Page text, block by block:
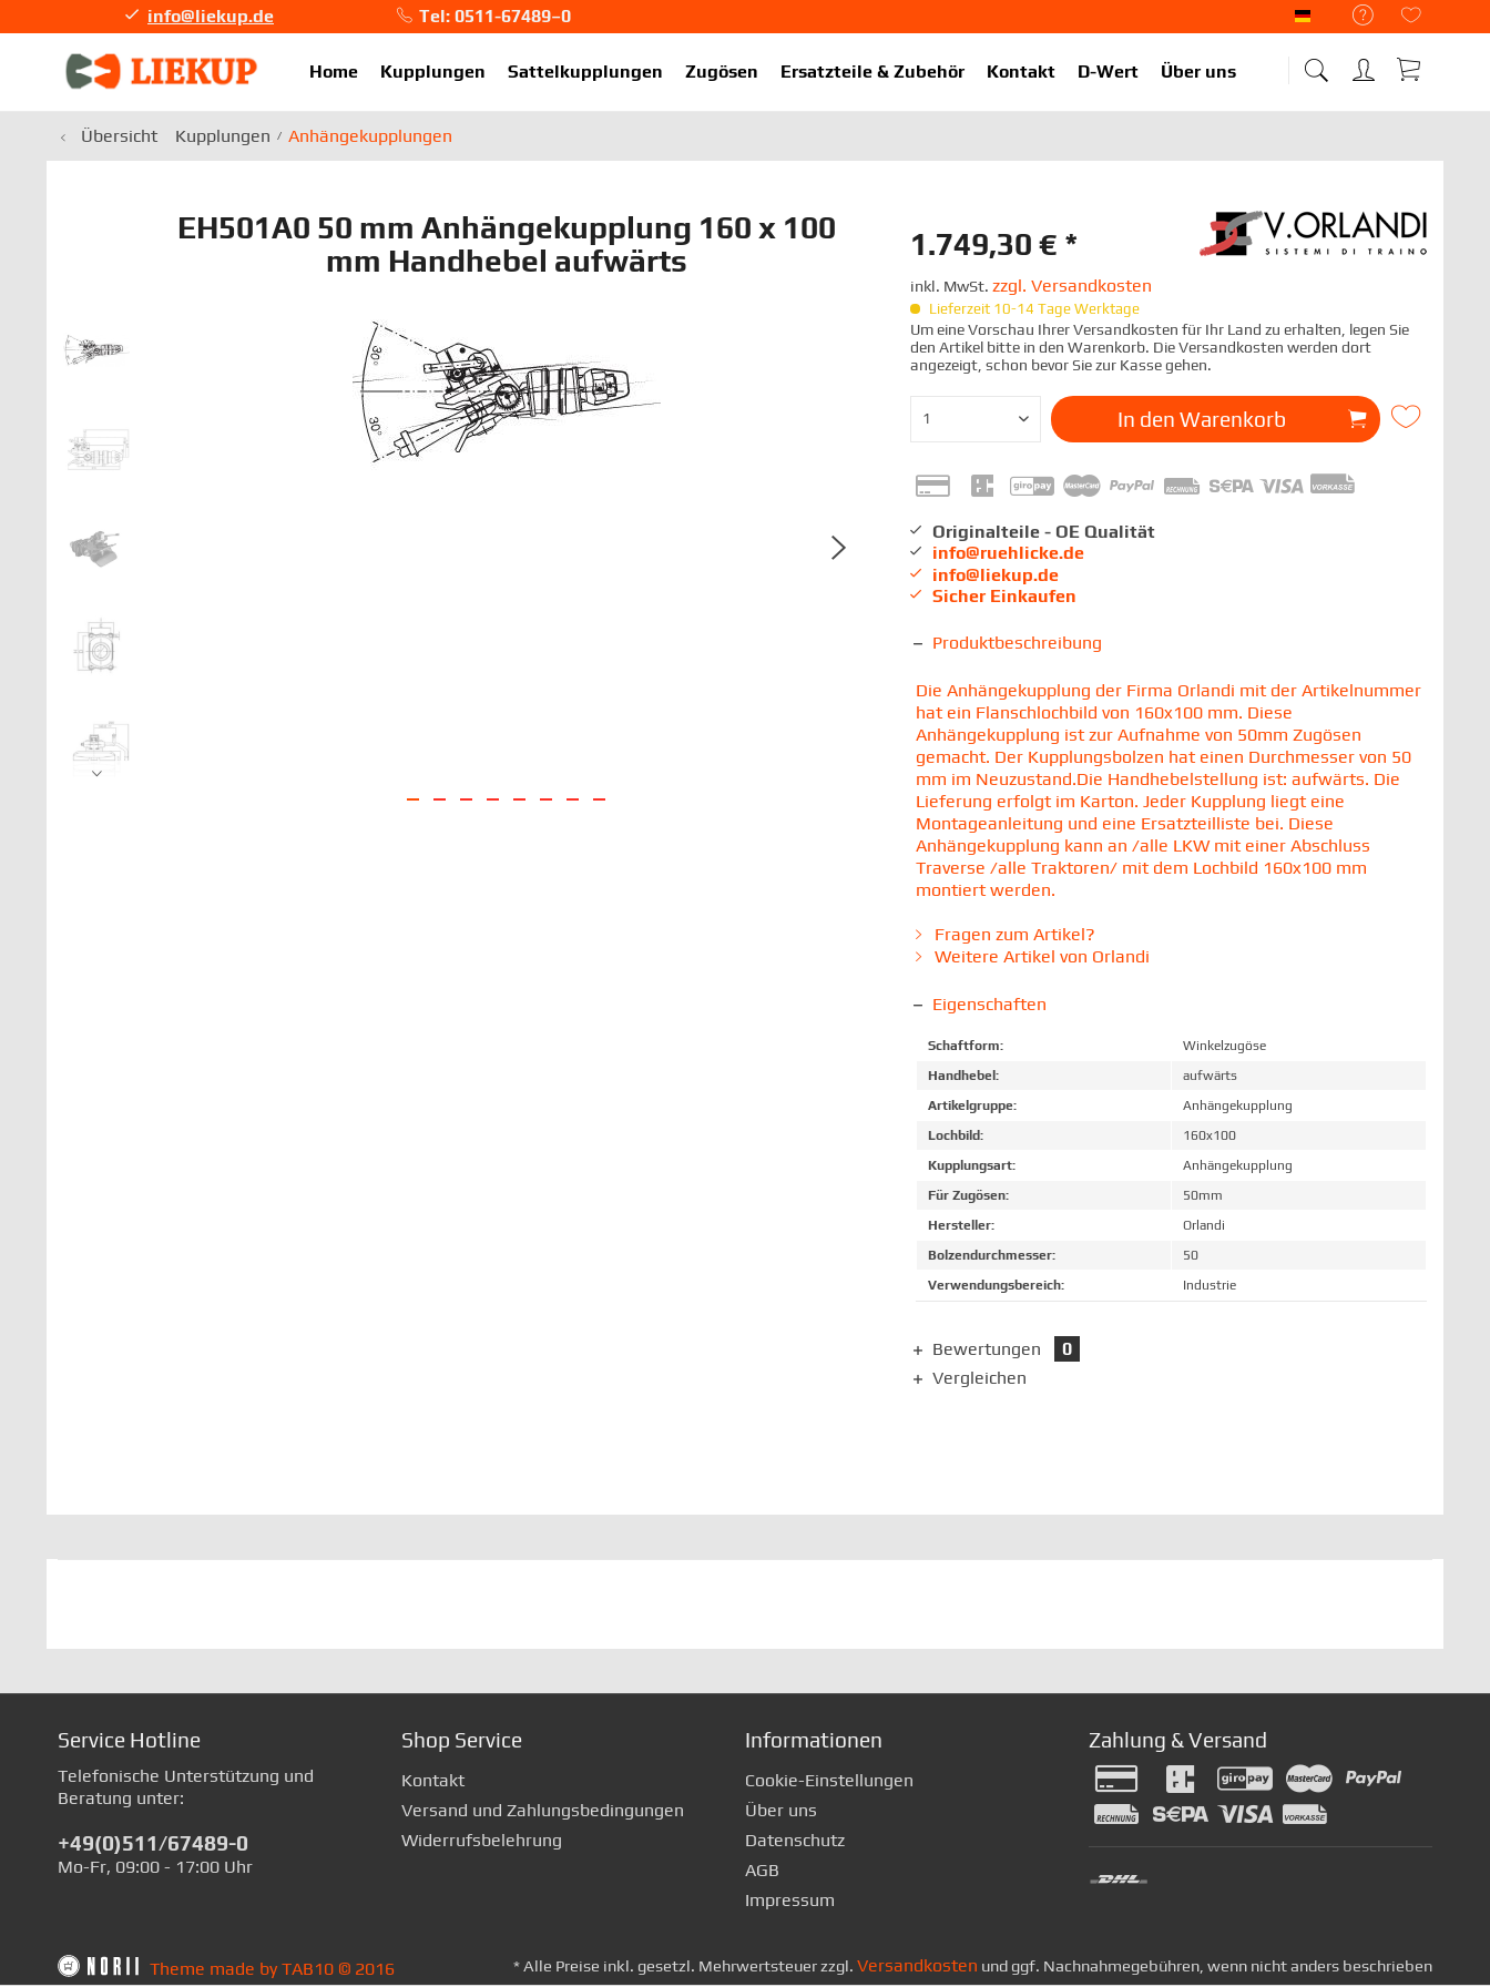
Liekup Deutsch
info@liekup.de
Tel: 0511-67489–0
Home
Kupplungen Sattelkupplungen Zugösen Ersatzteile & Zubehör Kontakt D-Wert Über uns
Übersicht Kupplungen Anhängekupplungen
EH501A0 50 mm Anhängekupplung 160 x 100
mm Handhebel aufwärts
1.749,30 € *
inkl. MwSt. zzgl. Versandkosten
Lieferzeit 10-14 Tage Werktage
Um eine Vorschau Ihrer Versandkosten für Ihr Land zu erhalten, legen Sie
den Artikel bitte in den Warenkorb. Die Versandkosten werden dort
angezeigt, schon bevor Sie zur Kasse gehen.
In den Warenkorb
Originalteile - OE Qualität
info@ruehlicke.de
info@liekup.de
Sicher Einkaufen
Produktbeschreibung
Die Anhängekupplung der Firma Orlandi mit der Artikelnummer
hat ein Flanschlochbild von 160x100 mm. Diese
Anhängekupplung ist zur Aufnahme von 50mm Zugösen
gemacht. Der Kupplungsbolzen hat einen Durchmesser von 50
mm im Neuzustand.Die Handhebelstellung ist: aufwärts. Die
Lieferung erfolgt im Karton. Jeder Kupplung liegt eine
Montageanleitung und eine Ersatzteilliste bei. Diese
Anhängekupplung kann an /alle LKW mit einer Abschluss
Traverse /alle Traktoren/ mit dem Lochbild 160x100 mm
montiert werden.
Fragen zum Artikel?
Weitere Artikel von Orlandi
Eigenschaften
Schaftform:
Winkelzugöse
Handhebel:
aufwärts
Artikelgruppe:
Anhängekupplung
Lochbild:
160x100
Kupplungsart:
Anhängekupplung
Für Zugösen:
50mm
Hersteller:
Orlandi
Bolzendurchmesser:
50
Verwendungsbereich:
Industrie
Bewertungen
0
Vergleichen
Service Hotline
Telefonische Unterstützung und
Beratung unter:
+49(0)511/67489-0
Mo-Fr, 09:00 - 17:00 Uhr
Shop Service
Kontakt
Versand und Zahlungsbedingungen
Widerrufsbelehrung
Informationen
Cookie-Einstellungen
Über uns
Datenschutz
AGB
Impressum
Zahlung & Versand
* Alle Preise inkl. gesetzl. Mehrwertsteuer zzgl. Versandkosten und ggf. Nachnahmegebühren, wenn nicht anders beschrieben
Theme made by TAB10 © 2016